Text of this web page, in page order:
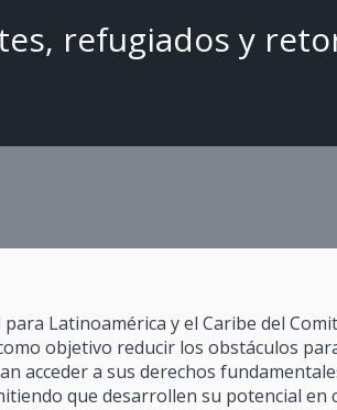
refugiados y
para Latinoamérica y el Caribe del
objetivo reducir los obstáculos
acceder a sus derechos
que desarrollen su potencial en